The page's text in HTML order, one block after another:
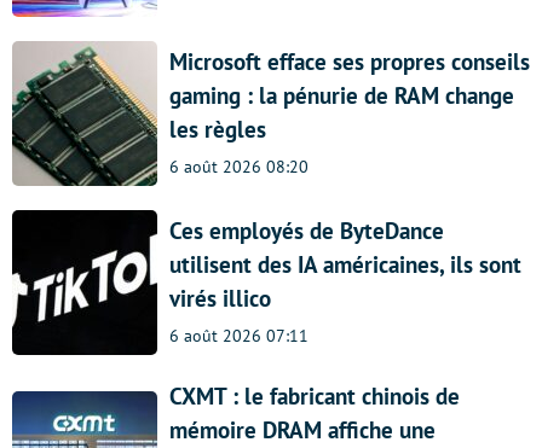
Microsoft efface ses propres conseils
gaming : la pénurie de RAM change
les règles
6 août 2026 08:20
Ces employés de ByteDance
utilisent des IA américaines, ils sont
virés illico
6 août 2026 07:11
CXMT : le fabricant chinois de
mémoire DRAM affiche une